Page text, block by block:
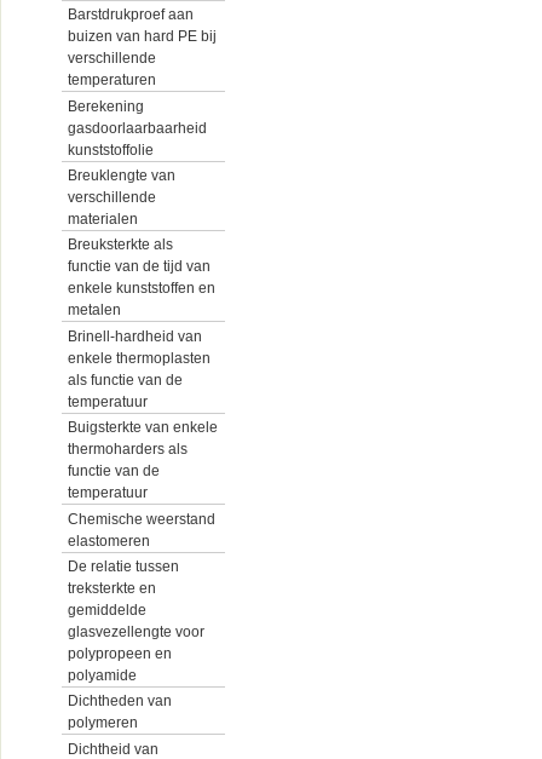
Barstdrukproef aan
buizen van hard PE bij
verschillende
temperaturen
Berekening
gasdoorlaarbaarheid
kunststoffolie
Breuklengte van
verschillende
materialen
Breuksterkte als
functie van de tijd van
enkele kunststoffen en
metalen
Brinell-hardheid van
enkele thermoplasten
als functie van de
temperatuur
Buigsterkte van enkele
thermoharders als
functie van de
temperatuur
Chemische weerstand
elastomeren
De relatie tussen
treksterkte en
gemiddelde
glasvezellengte voor
polypropeen en
polyamide
Dichtheden van
polymeren
Dichtheid van